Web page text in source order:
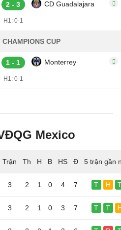
2 - 3 CD Guadalajara
H1: 0-1
CUP
1 - 1 Monterrey
H1: 0-1
Mexico
5 trận gần
3 2 1 0 4 7 T H
3 2 1 0 3 7 T T